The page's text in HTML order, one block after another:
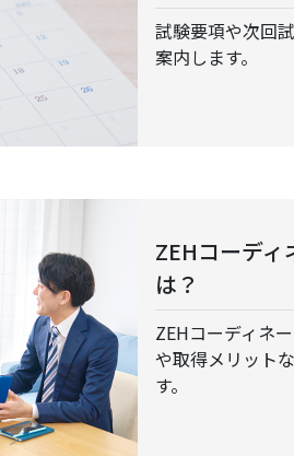
試験要項や次回
案内します。
ZEHコーディ
は？
ZEHコーディネ
や取得メリット
す。